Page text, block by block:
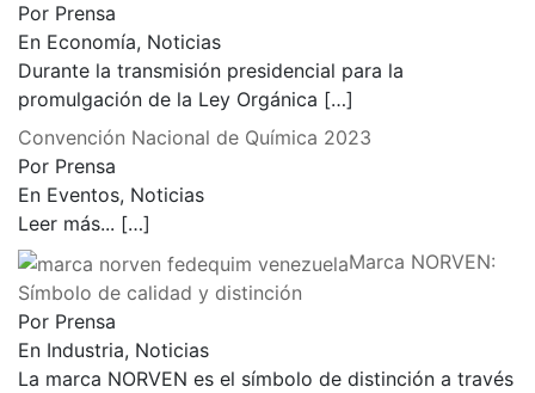
Por Prensa
En Economía, Noticias
Durante la transmisión presidencial para la
promulgación de la Ley Orgánica […]
Convención Nacional de Química 2023
Por Prensa
En Eventos, Noticias
Leer más... […]
Marca NORVEN:
Símbolo de calidad y distinción
Por Prensa
En Industria, Noticias
La marca NORVEN es el símbolo de distinción a través